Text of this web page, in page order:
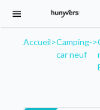
Accueil>Camping-
car neuf
>